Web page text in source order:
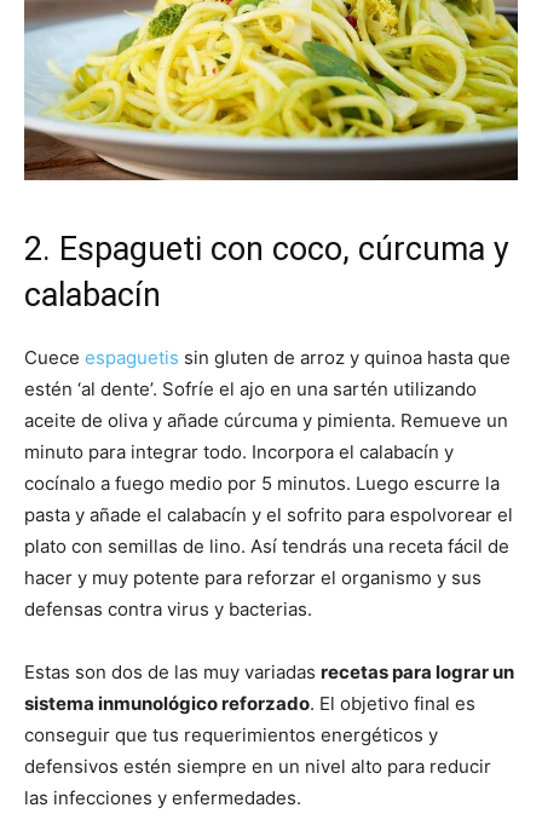
2. Espagueti con coco, cúrcuma y
calabacín
Cuece espaguetis sin gluten de arroz y quinoa hasta que
estén ‘al dente’. Sofríe el ajo en una sartén utilizando
aceite de oliva y añade cúrcuma y pimienta. Remueve un
minuto para integrar todo. Incorpora el calabacín y
cocínalo a fuego medio por 5 minutos. Luego escurre la
pasta y añade el calabacín y el sofrito para espolvorear el
plato con semillas de lino. Así tendrás una receta fácil de
hacer y muy potente para reforzar el organismo y sus
defensas contra virus y bacterias.
Estas son dos de las muy variadas recetas para lograr un
sistema inmunológico reforzado. El objetivo final es
conseguir que tus requerimientos energéticos y
defensivos estén siempre en un nivel alto para reducir
las infecciones y enfermedades.